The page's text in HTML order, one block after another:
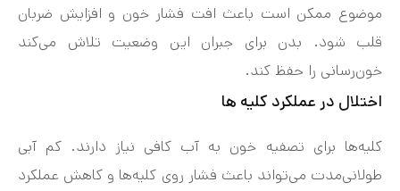
موضوع ممکن است باعث افت فشار خون و افزایش ضربان
قلب شود. بدن برای جبران این وضعیت تلاش می‌کند
خون‌رسانی را حفظ کند.
اختلال در عملکرد کلیه‌ ها
کلیه‌ها برای تصفیه خون به آب کافی نیاز دارند. کم‌ آبی
طولانی‌مدت می‌تواند باعث فشار روی کلیه‌ها و کاهش عملکرد